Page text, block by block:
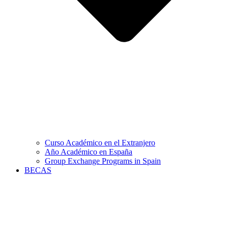
Curso Académico en el Extranjero
Año Académico en España
Group Exchange Programs in Spain
BECAS